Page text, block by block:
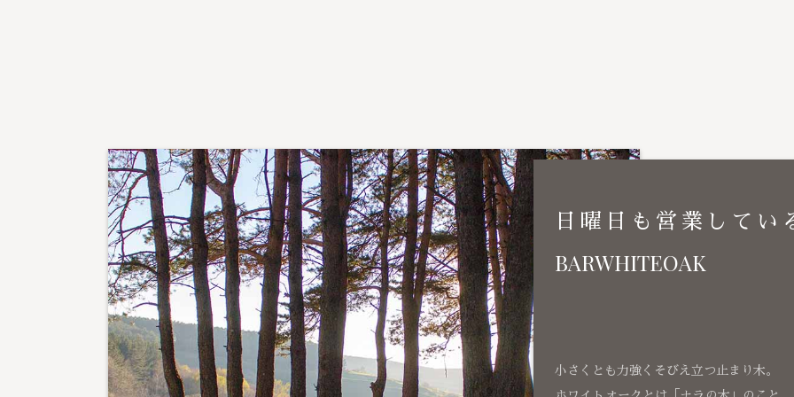
日曜日も営業してい
BARWHITEOAK
小さくとも力強くそびえ立つ止まり木。